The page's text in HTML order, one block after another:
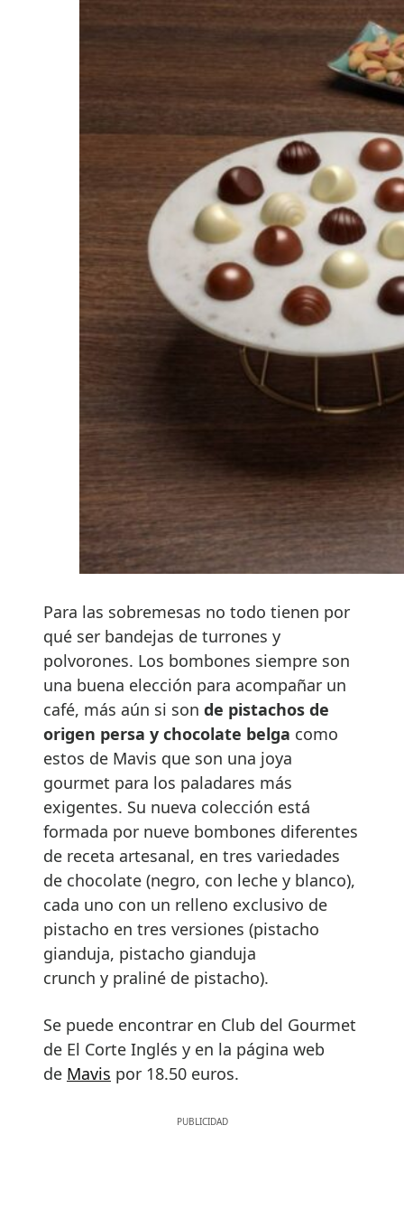
Para las sobremesas no todo tienen por
qué ser bandejas de turrones y
polvorones. Los bombones siempre son
una buena elección para acompañar un
café, más aún si son de pistachos de
origen persa y chocolate belga como
estos de Mavis que son una joya
gourmet para los paladares más
exigentes. Su nueva colección está
formada por nueve bombones diferentes
de receta artesanal, en tres variedades
de chocolate (negro, con leche y blanco),
cada uno con un relleno exclusivo de
pistacho en tres versiones (pistacho
gianduja, pistacho gianduja
crunch y praliné de pistacho).
Se puede encontrar en Club del Gourmet
de El Corte Inglés y en la página web
de Mavis por 18.50 euros.